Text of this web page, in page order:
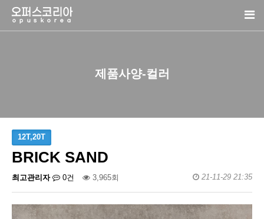
제품사양-컬러
12T,20T
BRICK SAND
최고관리자 0건 3,965회 21-11-29 21:35